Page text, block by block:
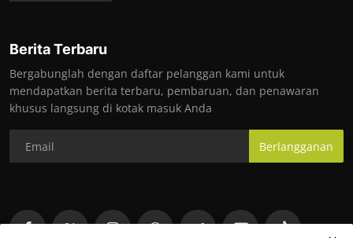
Berita Terbaru
Bergabunglah dengan daftar pelanggan kami untuk
mendapatkan berita terbaru, pembaruan, dan penawaran
khusus langsung di kotak masuk Anda
Berlangganan